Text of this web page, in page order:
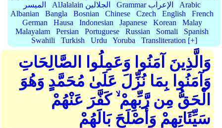
الميسر
AlJalalain الجلالين Grammar الإعراب
Arabic
Albanian
Bangla Bosnian Chinese Czech English
French
German
Hausa Indonesian Japanese Korean
Malay
Malayalam
Persian Portuguese Russian Somali
Spanish
Swahili
Turkish Urdu Yoruba Transliteration [+]
وَالَّذِينَ آمَنُوا وَعَمِلُوا الصَّالِحَاتِ
وَآمَنُوا بِمَا نُزِّلَ عَلَىٰ مُحَمَّدٍ وَهُوَ
الْحَقُّ مِن رَّبِّهِمْ ۙ كَفَّرَ عَنْهُمْ
سَيِّئَاتِهِمْ وَأَصْلَحَ بَالَهُمْ